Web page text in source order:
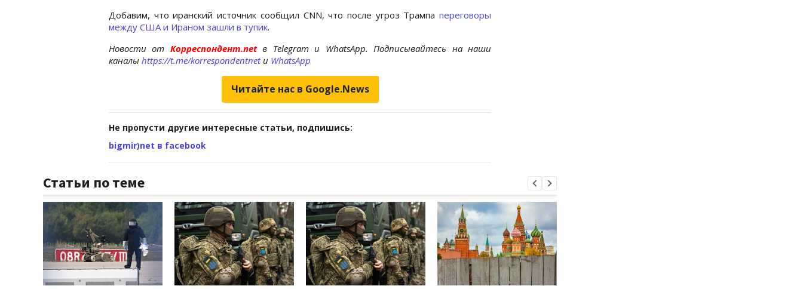
Добавим, что иранский источник сообщил CNN, что после угроз Трампа переговоры
между США и Ираном зашли в тупик.
Новости от Корреспондент.netв Telegram и WhatsApp. Подписывайтесь на наши
каналы https://t.me/korrespondentnetи WhatsApp
Читайте нас в Google.News
Не пропусти другие интересные статьи, подпишись:
bigmir)net в facebook
Статьи по теме